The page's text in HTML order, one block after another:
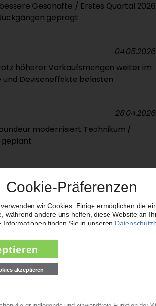
Geschäfte / Erstes Quartal 2026
geprägt
höherer Verkaufsmengen weiter im
und Deviseneffekte belasten
04.05.2026
modernisiert Tech­ni­kum /
geplant
28.04.2026
im zweiten Quartal
Additiv- und
Büren